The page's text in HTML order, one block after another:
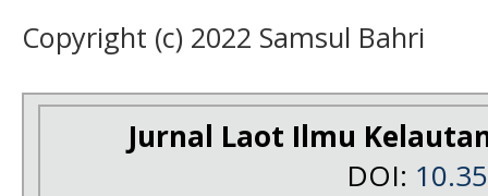
Copyright (c) 2022 Samsul Bahri
Jurnal Laot Ilmu
DOI: